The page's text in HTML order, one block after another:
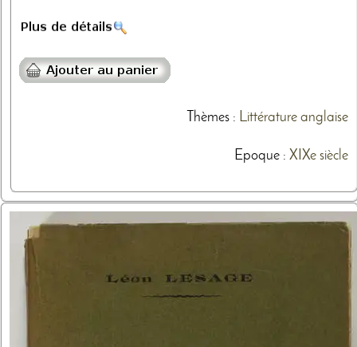
Thèmes: Littérature anglaise
Epoque : XIXe siècle